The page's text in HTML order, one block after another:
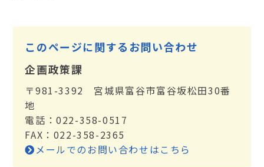
このページに関するお問い合わせ
企画政策課
〒981-3392 宮城県富谷市富谷坂松田30番
地
電話：022-358-0517
FAX：022-358-2365
メールでのお問い合わせはこちら